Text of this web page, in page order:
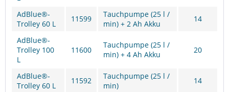
AdBlue®-
Trolley 60 L
11599
Tauchpumpe (25 l /
min) + 2 Ah Akku
14
AdBlue®-
Trolley 100
L
11600
Tauchpumpe (25 l /
min) + 4 Ah Akku
20
AdBlue®-
Trolley 60 L
11592
Tauchpumpe (25 l /
min)
14